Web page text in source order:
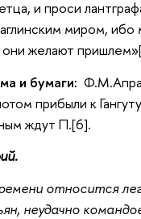
и проси
миром,
они желают
и бумаги:
прибыли к
ждут П.[6].
относится
неудачно